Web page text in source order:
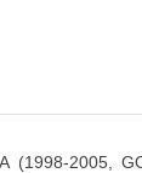
(1998-2005,